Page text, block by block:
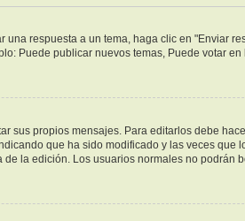
respuesta a un tema, haga clic en "Enviar
Puede publicar nuevos temas, Puede votar en
sus propios mensajes. Para editarlos debe
que ha sido modificado y las veces
la edición. Los usuarios normales no